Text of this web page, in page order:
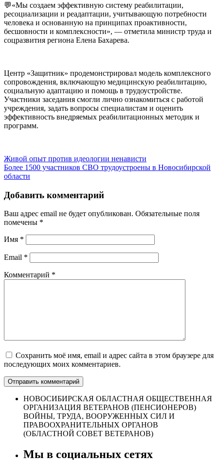
💬«Мы создаем эффективную систему реабилитации,
ресоциализации и реадаптации, учитывающую потребности
человека и основанную на принципах проактивности,
бесшовности и комплексности», — отметила министр труда и
соцразвития региона Елена Бахарева.
Центр «Защитник» продемонстрировал модель комплексного
сопровождения, включающую медицинскую реабилитацию,
социальную адаптацию и помощь в трудоустройстве.
Участники заседания смогли лично ознакомиться с работой
учреждения, задать вопросы специалистам и оценить
эффективность внедряемых реабилитационных методик и
программ.
Живой опыт против идеологии ненависти
Более 1500 участников СВО трудоустроены в Новосибирской
области
Добавить комментарий
Ваш адрес email не будет опубликован. Обязательные поля
помечены *
Имя *
Email *
Комментарий *
Сохранить моё имя, email и адрес сайта в этом браузере для
последующих моих комментариев.
НОВОСИБИРСКАЯ ОБЛАСТНАЯ ОБЩЕСТВЕННАЯ
ОРГАНИЗАЦИЯ ВЕТЕРАНОВ (ПЕНСИОНЕРОВ)
ВОЙНЫ, ТРУДА, ВООРУЖЕННЫХ СИЛ И
ПРАВООХРАНИТЕЛЬНЫХ ОРГАНОВ
(ОБЛАСТНОЙ СОВЕТ ВЕТЕРАНОВ)
Мы в социальных сетях